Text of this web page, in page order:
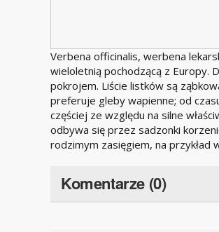
Verbena officinalis, werbena
wieloletnią pochodzącą z
pokrojem. Liście listków są
preferuje gleby wapienne; od
częściej ze względu na silne
odbywa się przez sadzonki
rodzimym zasięgiem, na przykład
Komentarze (0)